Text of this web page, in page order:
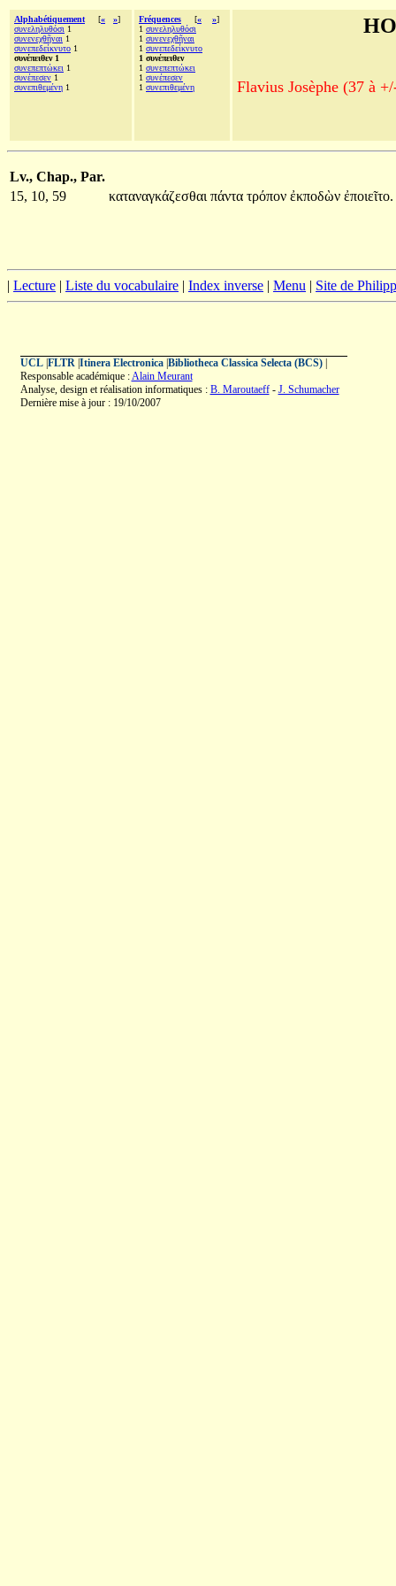
Alphabétiquement [« »]
συνεληλυθόσι 1
συνενεχθῆναι 1
συνεπεδείκνυτο 1
συνέπειθεν 1
συνεπεπτώκει 1
συνέπεσεν 1
συνεπιθεμένη 1
Fréquences [« »]
1 συνεληλυθόσι
1 συνενεχθῆναι
1 συνεπεδείκνυτο
1 συνέπειθεν
1 συνεπεπτώκει
1 συνέπεσεν
1 συνεπιθεμένη Flavius Josèphe (37 à
Lv., Chap., Par.
15, 10, 59
καταναγκάζεσθαι πάντα τρόπον ἐκποδὼν ἐποιεῖτο.
| Lecture | Liste du vocabulaire | Index inverse | Menu | Site de
UCL| FLTR| Itinera Electronica| Bibliotheca Classica Selecta (BCS)|
Responsable académique :Alain Meurant
Analyse, design et réalisation informatiques : B. Maroutaeff- J. Schumacher
Dernière mise à jour : 19/10/2007